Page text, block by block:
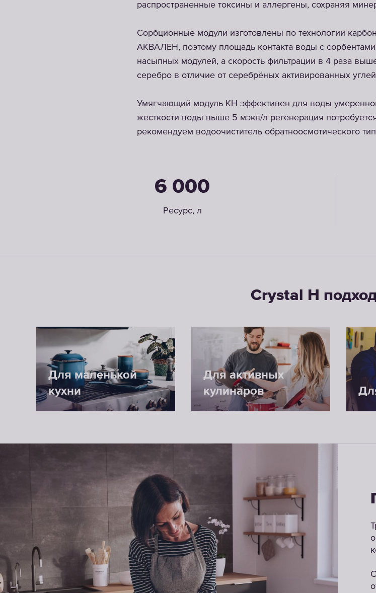
распространенные токсины и аллергены, сохраняя
Сорбционные модули изготовлены по технологии
АКВАЛЕН, поэтому площадь контакта воды с
насыпных модулей, а скорость фильтрации в 4 раза
серебро в отличие от серебрёных активированных
Умягчающий модуль KH эффективен для воды
жесткости воды выше 5 мэкв/л регенерация
рекомендуем водоочиститель обратноосмотического
6 000
Ресурс, л
Crystal H
Для маленькой
кухни
Для активных
кулинаров